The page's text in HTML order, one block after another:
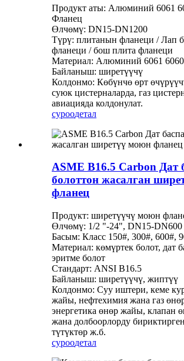
Продукт аты: Алюминий 6061
Фланец
Өлчөмү: DN15-DN1200
Түрү: плитанын фланеци / Лап
фланеци / бош плита фланеци
Материал: Алюминий 6061
Байланыш: ширетүүчү
Колдонмо: Көбүнчө өрт
суюк цистерналарда, газ
авиацияда колдонулат.
суроодетал
ASME B16.5 Carbon Дат
болоттон жасалган
фланец
Продукт: ширетүүчү моюн
Өлчөмү: 1/2 "-24", DN15-DN600
Басым: Класс 150#, 300#, 600#,
Материал: көмүртек болот, дат
эритме болот
Стандарт: ANSI B16.5
Байланыш: ширетүүчү, жиптүү
Колдонмо: Суу иштери, кеме
жайы, нефтехимия жана газ
энергетика өнөр жайы, клапан
жана долбоорлорду
түтүктөр ж.б.
суроодетал